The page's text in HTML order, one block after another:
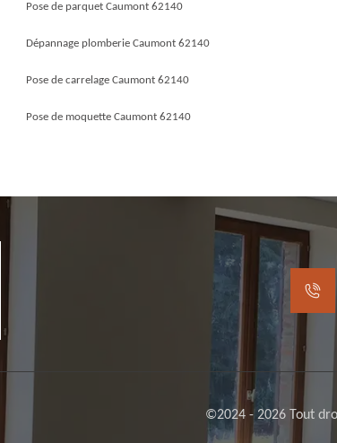
Pose de parquet Caumont 62140
Dépannage plomberie Caumont 62140
Pose de carrelage Caumont 62140
Pose de moquette Caumont 62140
©2024 - 2026 Tout